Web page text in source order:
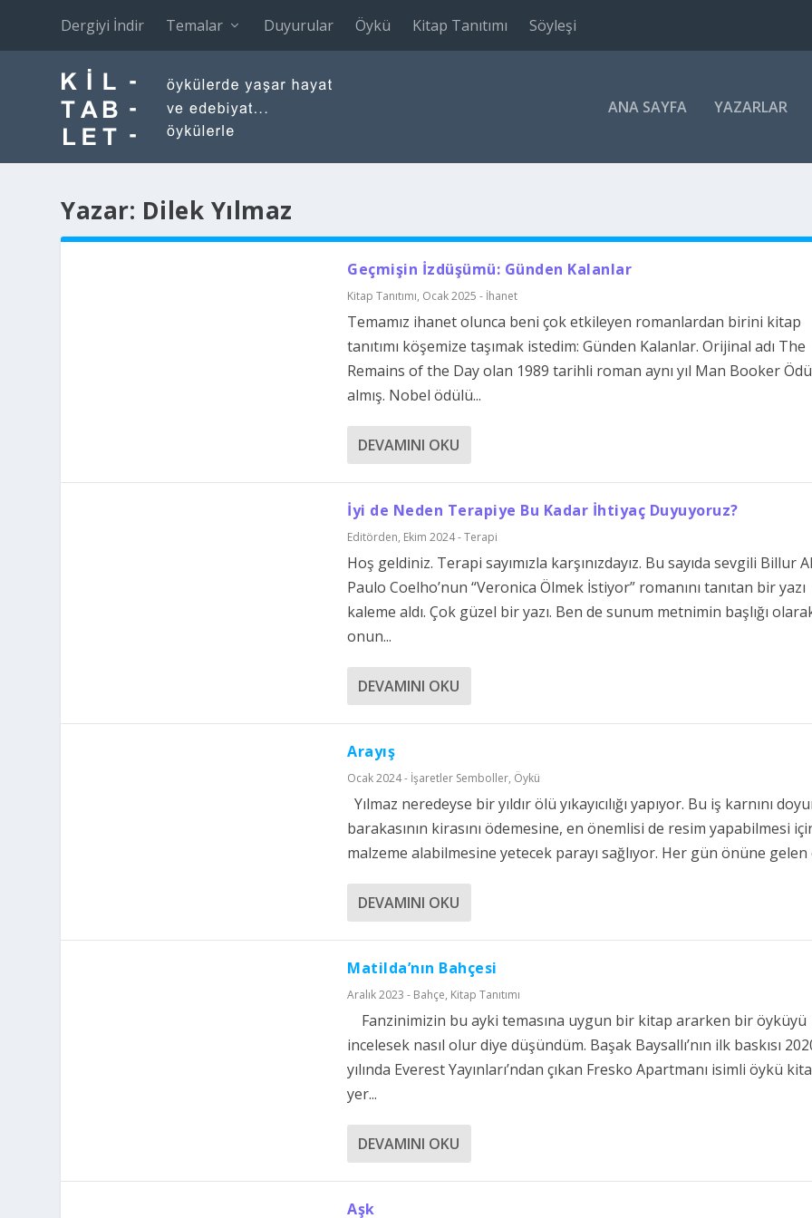
Dergiyi İndir Temalar Duyurular Öykü Kitap Tanıtımı Söyleşi
ANA SAYFA YAZARLAR
Yazar: Dilek Yılmaz
Geçmişin İzdüşümü: Günden Kalanlar
Kitap Tanıtımı, Ocak 2025 - İhanet
Temamız ihanet olunca beni çok etkileyen romanlardan birini kitap
tanıtımı köşemize taşımak istedim: Günden Kalanlar. Orijinal adı The
Remains of the Day olan 1989 tarihli roman aynı yıl Man Booker
almış. Nobel ödülü...
DEVAMINI OKU
İyi de Neden Terapiye Bu Kadar İhtiyaç Duyuyoruz?
Editörden, Ekim 2024 - Terapi
Hoş geldiniz. Terapi sayımızla karşınızdayız. Bu sayıda sevgili Billur
Paulo Coelho’nun “Veronica Ölmek İstiyor” romanını tanıtan bir yazı
kaleme aldı. Çok güzel bir yazı. Ben de sunum metnimin başlığı
onun...
DEVAMINI OKU
Arayış
Ocak 2024 - İşaretler Semboller, Öykü
Yılmaz neredeyse bir yıldır ölü yıkayıcılığı yapıyor. Bu iş karnını
barakasının kirasını ödemesine, en önemlisi de resim yapabilmesi
malzeme alabilmesine yetecek parayı sağlıyor. Her gün önüne gelen
DEVAMINI OKU
Matilda’nın Bahçesi
Aralık 2023 - Bahçe, Kitap Tanıtımı
Fanzinimizin bu ayki temasına uygun bir kitap ararken bir öyküyü
incelesek nasıl olur diye düşündüm. Başak Baysallı’nın ilk baskısı
yılında Everest Yayınları’ndan çıkan Fresko Apartmanı isimli öykü
yer...
DEVAMINI OKU
Aşk